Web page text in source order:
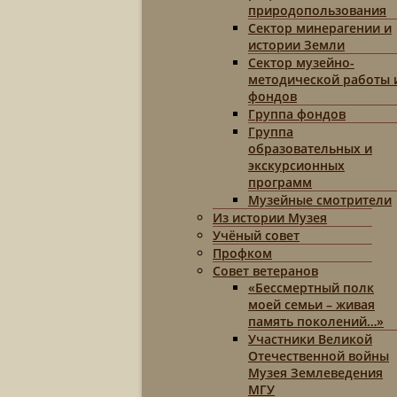
природопользования
Сектор минерагении и
истории Земли
Сектор музейно-
методической работы
фондов
Группа фондов
Группа
образовательных и
экскурсионных
программ
Музейные смотрители
Из истории Музея
Учёный совет
Профком
Совет ветеранов
«Бессмертный полк
моей семьи – живая
память поколений…»
Участники Великой
Отечественной войны
Музея Землеведения
МГУ